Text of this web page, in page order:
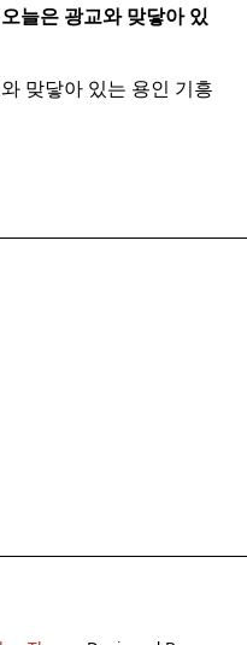
오늘은 광교와 맞닿아 있
맞닿아 있는 용인 기흥